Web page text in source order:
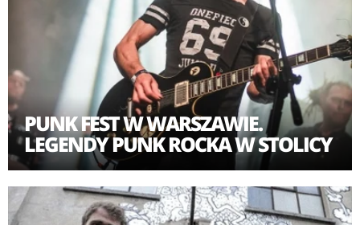
PUNK FEST W WARSZAWIE.
LEGENDY PUNK ROCKA W STOLICY